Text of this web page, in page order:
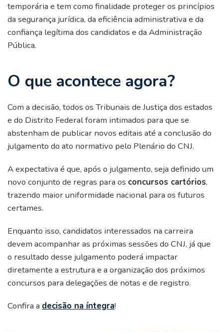
temporária e tem como finalidade proteger os princípios
da segurança jurídica, da eficiência administrativa e da
confiança legítima dos candidatos e da Administração
Pública.
O que acontece agora?
Com a decisão, todos os Tribunais de Justiça dos estados
e do Distrito Federal foram intimados para que se
abstenham de publicar novos editais até a conclusão do
julgamento do ato normativo pelo Plenário do CNJ.
A expectativa é que, após o julgamento, seja definido um
novo conjunto de regras para os concursos cartórios,
trazendo maior uniformidade nacional para os futuros
certames.
Enquanto isso, candidatos interessados na carreira
devem acompanhar as próximas sessões do CNJ, já que
o resultado desse julgamento poderá impactar
diretamente a estrutura e a organização dos próximos
concursos para delegações de notas e de registro.
Confira a decisão na íntegra!